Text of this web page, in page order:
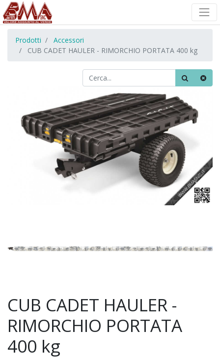
Prodotti
Accessori
CUB CADET HAULER - RIMORCHIO PORTATA 400 kg
CUB CADET HAULER -
RIMORCHIO PORTATA
400 kg